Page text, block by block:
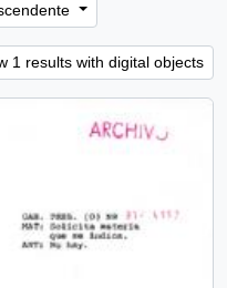
1 results with digital objects